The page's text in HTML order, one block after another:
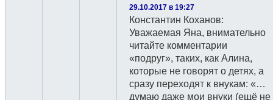
29.10.2017 в 19:27
Константин Коханов:
Уважаемая Яна, внимательно
читайте комментарии
«подруг», таких, как Алина,
которые не говорят о детях, а
сразу переходят к внукам: «…
думаю даже мои внуки (ещё не